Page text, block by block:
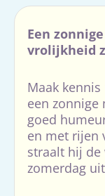
Een
vrolijkheid
Maak
een zonnige
goed
en met rijen
straalt hij de
zomerdag